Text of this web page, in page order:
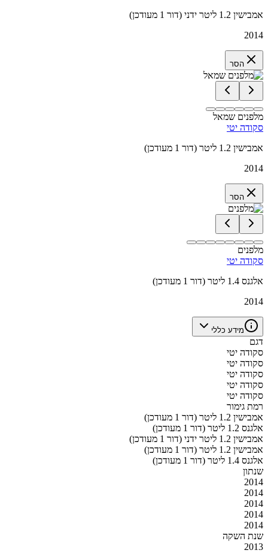
אמבישין 1.2 ליטר ידני (דור 1 מעודכן)
2014
הסר
מלפנים שמאל
סקודה יטי
אמבישין 1.2 ליטר (דור 1 מעודכן)
2014
הסר
מלפנים
סקודה יטי
אלגנס 1.4 ליטר (דור 1 מעודכן)
2014
מידע כללי
דגם
סקודה יטי
סקודה יטי
סקודה יטי
סקודה יטי
סקודה יטי
רמת גימור
אמבישין 1.2 ליטר (דור 1 מעודכן)
אלגנס 1.2 ליטר (דור 1 מעודכן)
אמבישין 1.2 ליטר ידני (דור 1 מעודכן)
אמבישין 1.2 ליטר (דור 1 מעודכן)
אלגנס 1.4 ליטר (דור 1 מעודכן)
שנתון
2014
2014
2014
2014
2014
שנת השקה
2013